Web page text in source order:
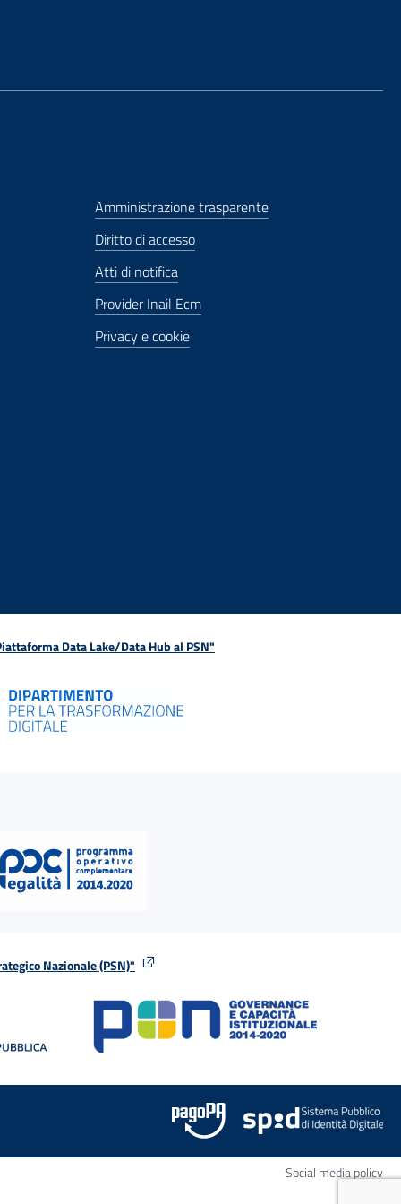
Amministrazione trasparente
Diritto di accesso
Atti di notifica
Provider Inail Ecm
Privacy e cookie
Data Lake/Data Hub al PSN"
Nazionale (PSN)"
stessa finestra
Social media policy